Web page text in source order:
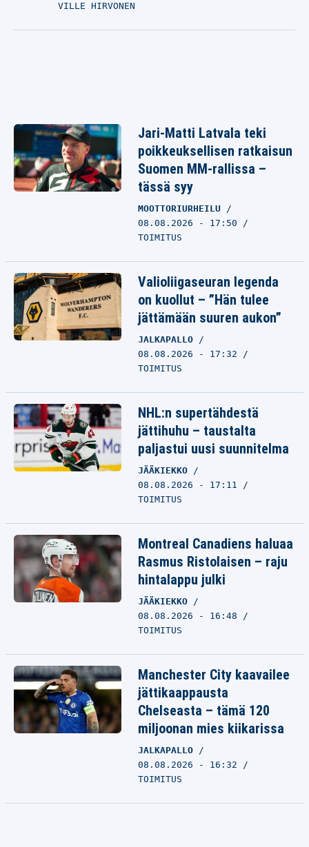
VILLE HIRVONEN
Jari-Matti Latvala teki
poikkeuksellisen ratkaisun
Suomen MM-rallissa –
tässä syy
MOOTTORIURHEILU
08.08.2026 - 17:50
TOIMITUS
Valioliigaseuran legenda
on kuollut – ”Hän tulee
jättämään suuren aukon”
JALKAPALLO
08.08.2026 - 17:32
TOIMITUS
NHL:n supertähdestä
jättihuhu – taustalta
paljastui uusi suunnitelma
JÄÄKIEKKO
08.08.2026 - 17:11
TOIMITUS
Montreal Canadiens haluaa
Rasmus Ristolaisen – raju
hintalappu julki
JÄÄKIEKKO
08.08.2026 - 16:48
TOIMITUS
Manchester City kaavailee
jättikaappausta
Chelseasta – tämä 120
miljoonan mies kiikarissa
JALKAPALLO
08.08.2026 - 16:32
TOIMITUS